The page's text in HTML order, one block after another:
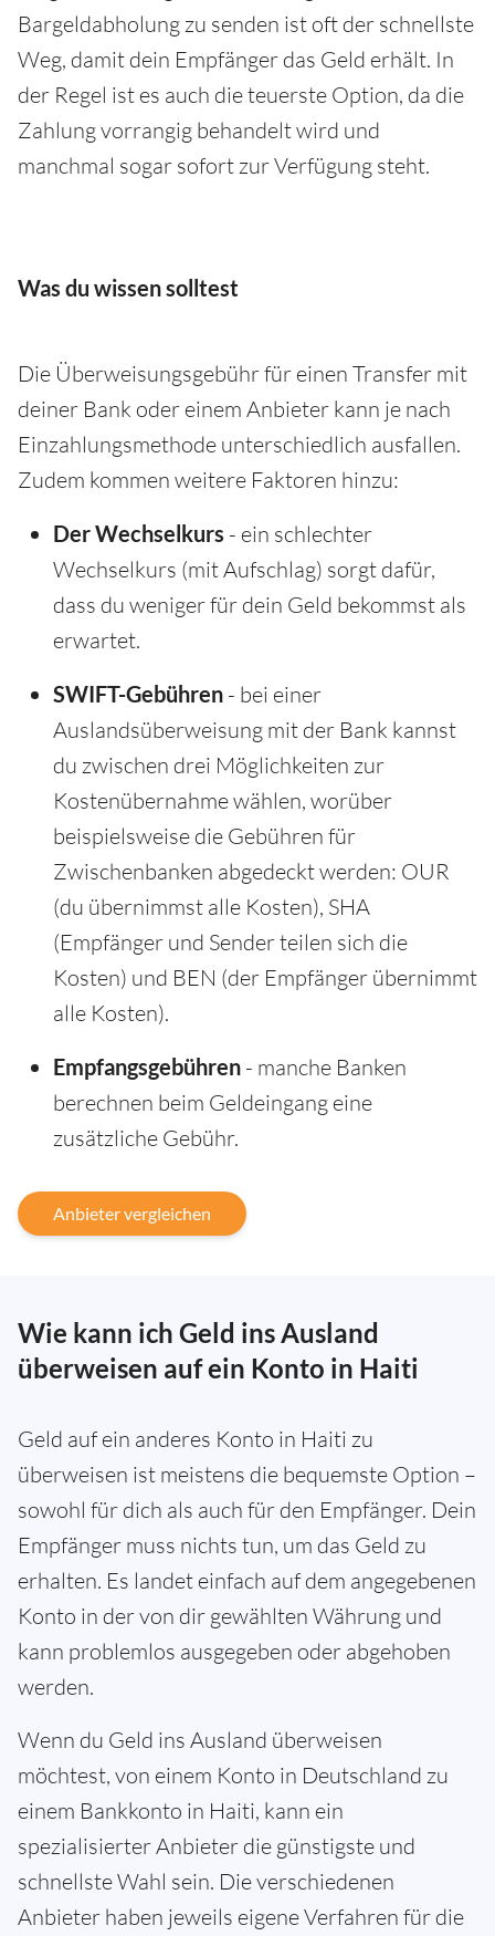
Bargeldabholung zu senden ist oft der schnellste
Weg, damit dein Empfänger das Geld erhält. In
der Regel ist es auch die teuerste Option, da die
Zahlung vorrangig behandelt wird und
manchmal sogar sofort zur Verfügung steht.
Was du wissen solltest
Die Überweisungsgebühr für einen Transfer mit
deiner Bank oder einem Anbieter kann je nach
Einzahlungsmethode unterschiedlich ausfallen.
Zudem kommen weitere Faktoren hinzu:
Der Wechselkurs - ein schlechter
Wechselkurs (mit Aufschlag) sorgt dafür,
dass du weniger für dein Geld bekommst als
erwartet.
SWIFT-Gebühren - bei einer
Auslandsüberweisung mit der Bank kannst
du zwischen drei Möglichkeiten zur
Kostenübernahme wählen, worüber
beispielsweise die Gebühren für
Zwischenbanken abgedeckt werden: OUR
(du übernimmst alle Kosten), SHA
(Empfänger und Sender teilen sich die
Kosten) und BEN (der Empfänger übernimmt
alle Kosten).
Empfangsgebühren - manche Banken
berechnen beim Geldeingang eine
zusätzliche Gebühr.
Anbieter vergleichen
Wie kann ich Geld ins Ausland
überweisen auf ein Konto in Haiti
Geld auf ein anderes Konto in Haiti zu
überweisen ist meistens die bequemste Option –
sowohl für dich als auch für den Empfänger. Dein
Empfänger muss nichts tun, um das Geld zu
erhalten. Es landet einfach auf dem angegebenen
Konto in der von dir gewählten Währung und
kann problemlos ausgegeben oder abgehoben
werden.
Wenn du Geld ins Ausland überweisen
möchtest, von einem Konto in Deutschland zu
einem Bankkonto in Haiti, kann ein
spezialisierter Anbieter die günstigste und
schnellste Wahl sein. Die verschiedenen
Anbieter haben jeweils eigene Verfahren für die